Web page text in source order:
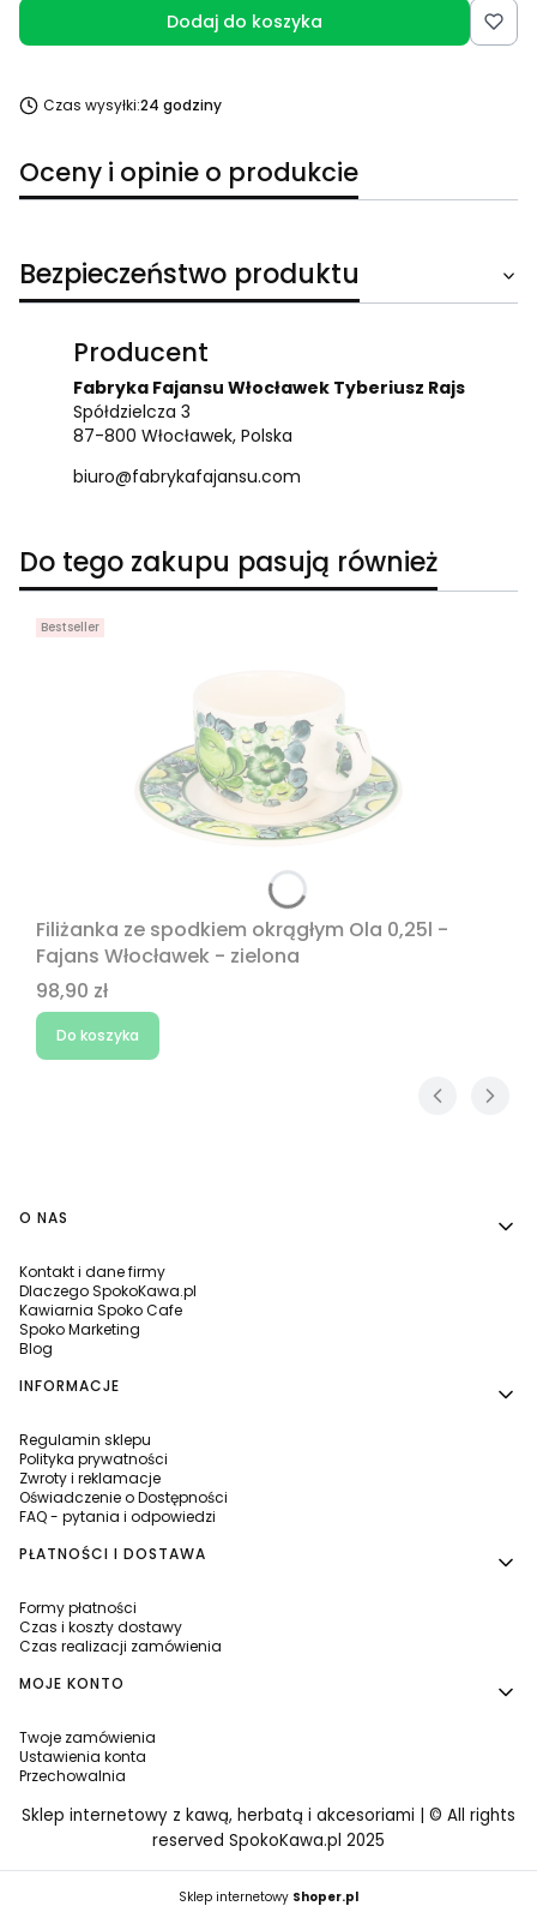
Dodaj do koszyka
Czas wysyłki:24 godziny
Oceny i opinie o produkcie
Bezpieczeństwo produktu
Producent
Fabryka Fajansu Włocławek Tyberiusz Rajs
Spółdzielcza 3
87-800 Włocławek, Polska
biuro@fabrykafajansu.com
Do tego zakupu pasują również
Bestseller
Filiżanka ze spodkiem okrągłym Ola 0,25l -
Fajans Włocławek - zielona
Cena
98,90 zł
Do koszyka
Linki w stopce
O NAS
Kontakt i dane firmy
Dlaczego SpokoKawa.pl
Kawiarnia Spoko Cafe
Spoko Marketing
Blog
INFORMACJE
Regulamin sklepu
Polityka prywatności
Zwroty i reklamacje
Oświadczenie o Dostępności
FAQ - pytania i odpowiedzi
PŁATNOŚCI I DOSTAWA
Formy płatności
Czas i koszty dostawy
Czas realizacji zamówienia
MOJE KONTO
Twoje zamówienia
Ustawienia konta
Przechowalnia
Sklep internetowy z kawą, herbatą i akcesoriami | © All rights
reserved SpokoKawa.pl 2025
Sklep internetowy Shoper.pl